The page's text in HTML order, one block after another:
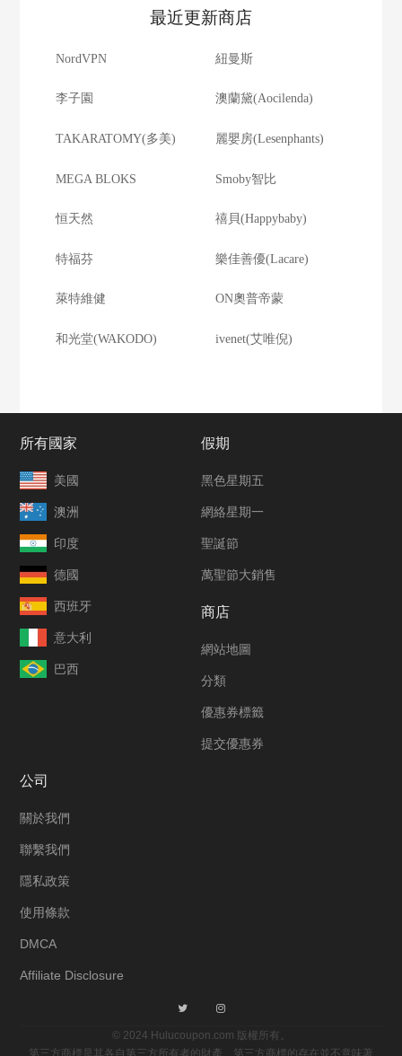
最近更新商店
NordVPN 紐曼斯
李子園 澳蘭黛(Aocilenda)
TAKARATOMY(多美) 麗嬰房(Lesenphants)
MEGA BLOKS Smoby智比
恒天然 禧貝(Happybaby)
特福芬 樂佳善優(Lacare)
萊特維健 ON奧普帝蒙
和光堂(WAKODO) ivenet(艾唯倪)
所有國家
美國
澳洲
印度
德國
西班牙
意大利
巴西
假期
黑色星期五
網絡星期一
聖誕節
萬聖節大銷售
商店
網站地圖
分類
優惠券標籤
提交優惠券
公司
關於我們
聯繫我們
隱私政策
使用條款
DMCA
Affiliate Disclosure
© 2024 Hulucoupon.com 版權所有。
第三方商標是其各自第三方所有者的財產。第三方商標的存在並不意味著